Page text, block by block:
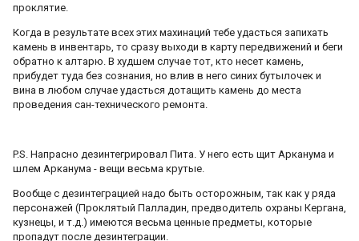
проклятие.
Когда в результате всех этих махинаций тебе удасться запихать
камень в инвентарь, то сразу выходи в карту передвижений и беги
обратно к алтарю. В худшем случае тот, кто несет камень,
прибудет туда без сознания, но влив в него синих бутылочек и
вина в любом случае удасться дотащить камень до места
проведения сан-технического ремонта.
P.S. Напрасно дезинтегрировал Пита. У него есть щит Арканума и
шлем Арканума - вещи весьма крутые.
Вообще с дезинтеграцией надо быть осторожным, так как у ряда
персонажей (Проклятый Палладин, предводитель охраны Кергана,
кузнецы, и т.д.) имеются весьма ценные предметы, которые
пропадут после дезинтеграции.